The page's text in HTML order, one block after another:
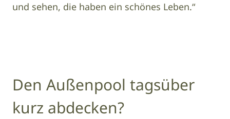
und sehen, die haben ein schönes Leben.“
© Hubertus
Den Außenpool tagsüber
kurz abdecken?